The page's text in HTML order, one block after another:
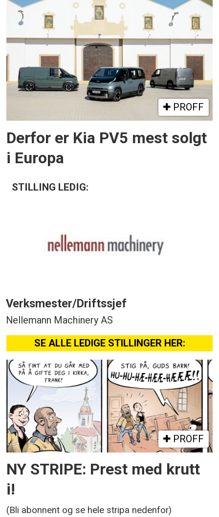
PROFF
Derfor er Kia PV5 mest solgt
i Europa
STILLING LEDIG:
Verksmester/Driftssjef
Nellemann Machinery AS
SE ALLE LEDIGE STILLINGER HER:
PROFF
NY STRIPE: Prest med krutt
i!
(Bli abonnent og se hele stripa nedenfor)